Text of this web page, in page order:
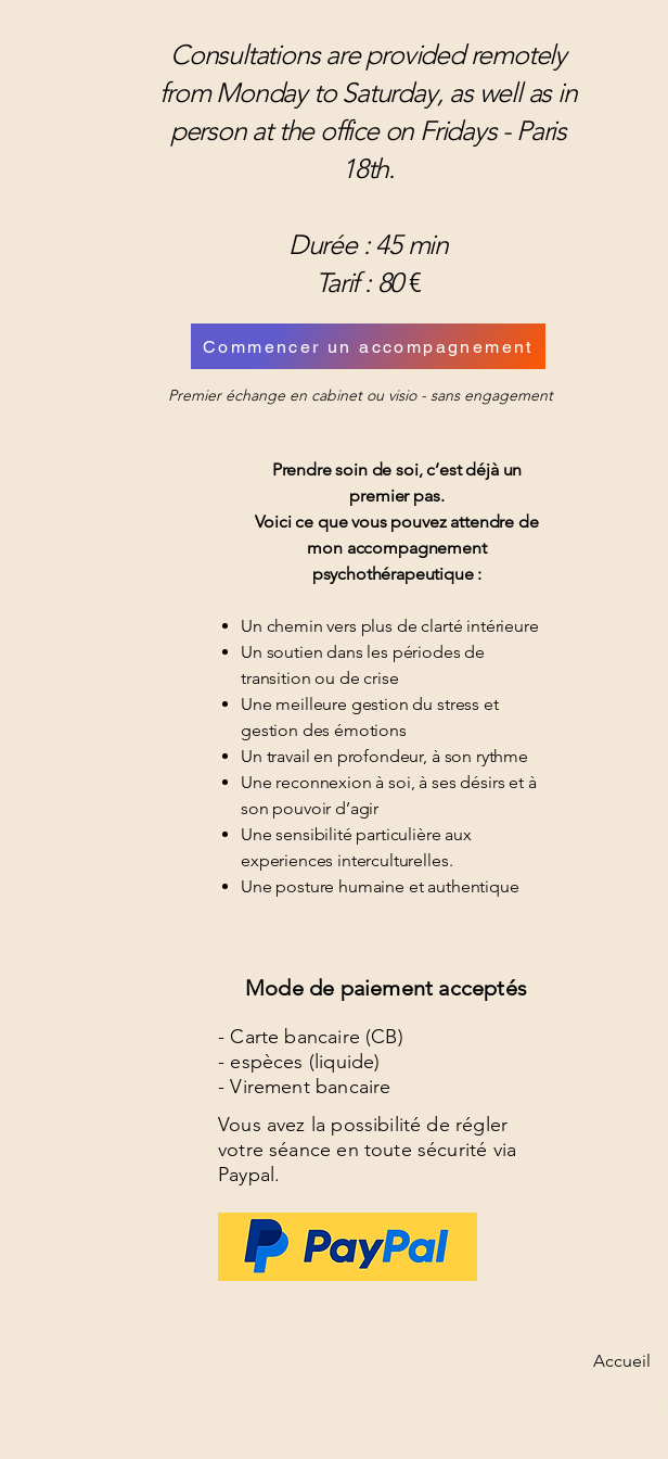
Consultations are provided remotely
from Monday to Saturday, as well as in
person at the office on Fridays - Paris
18th.
Durée : 45 min
Tarif : 80€
Commencer un accompagnement
Premier échange en cabinet ou visio - sans engagement
Prendre soin de soi, c’est déjà un
premier pas.
Voici ce que vous pouvez attendre de
mon accompagnement
psychothérapeutique :
Un chemin vers plus de clarté intérieure
Un soutien dans les périodes de
transition ou de crise
Une meilleure gestion du stress et
gestion des émotions
Un travail en profondeur, à son rythme
Une reconnexion à soi, à ses désirs et à
son pouvoir d’agir
Une sensibilité particulière aux
experiences interculturelles.
Une posture humaine et authentique
Mode de paiement acceptés
- Carte bancaire (CB)
- espèces (liquide)
- Virement bancaire
Vous avez la possibilité de régler
votre séance en toute sécurité via
Paypal.
Accueil